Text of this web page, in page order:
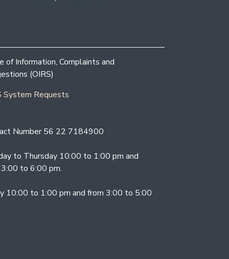
of Information, Complaints and
(OIRS)
System Requests
Number 56 22 7184900
to Thursday 10:00 to 1:00 pm and
to 6:00 pm.
10:00 to 1:00 pm and from 3:00 to 5:00